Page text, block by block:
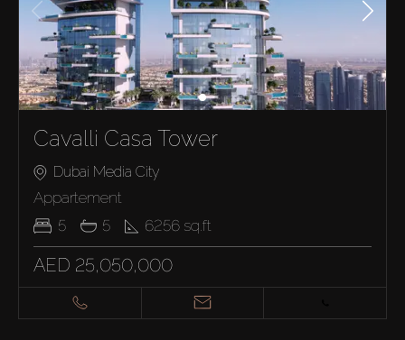
Cavalli Casa Tower
Dubai Media City
Appartement
5
5 6256 sq.ft
AED 25,050,000